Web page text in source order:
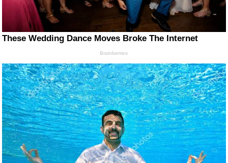
These Wedding Dance Moves Broke The Internet
Brainberries